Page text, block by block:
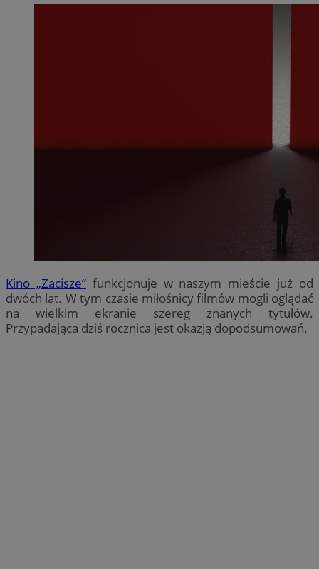
Kino „Zacisze”funkcjonuje w naszym mieście już od
dwóch lat. W tym czasie miłośnicy filmów mogli oglądać
na wielkim ekranie szereg znanych tytułów.
Przypadająca dziś rocznica jest okazją dopodsumowań.